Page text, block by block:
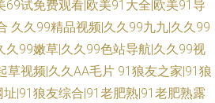
69试免费观看|欧美91大全|欧美91导
久久99精品视频|久久99九九|久久99
久99嫩草|久久99色站导航|久久99视
草视频|久久AA毛片 91狼友之家|91狼
|91狼友综合|91老肥熟|91老肥熟露